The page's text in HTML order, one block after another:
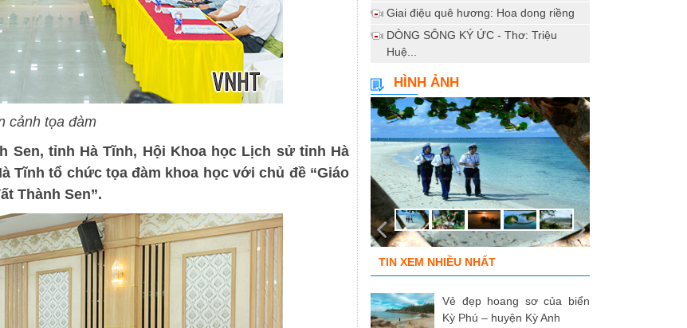
cảnh tọa đàm
Sen, tỉnh Hà Tĩnh, Hội Khoa học Lịch sử tỉnh Hà
Tĩnh tổ chức tọa đàm khoa học với chủ đề “Giáo
Thành Sen”.
Giai điệu quê hương: Hoa dong riềng
DÒNG SÔNG KÝ ỨC - Thơ: Triệu
Huệ...
HÌNH ẢNH
TIN XEM NHIỀU NHẤT
Vẻ đẹp hoang sơ của biển
Kỳ Phú – huyện Kỳ Anh